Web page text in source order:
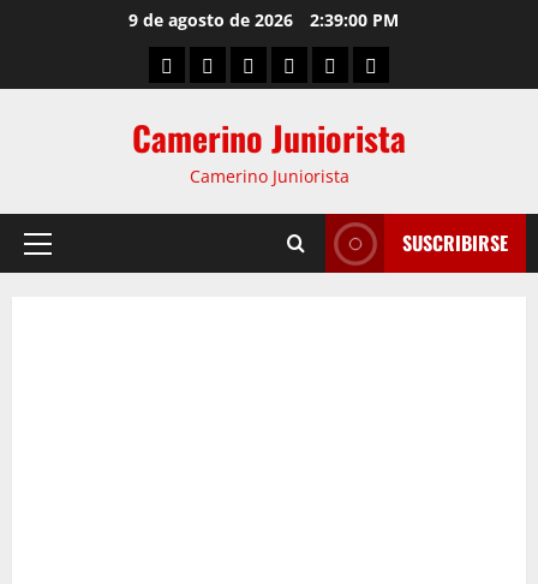
9 de agosto de 2026 2:39:01 PM
Camerino Juniorista
Camerino Juniorista
SUSCRIBIRSE